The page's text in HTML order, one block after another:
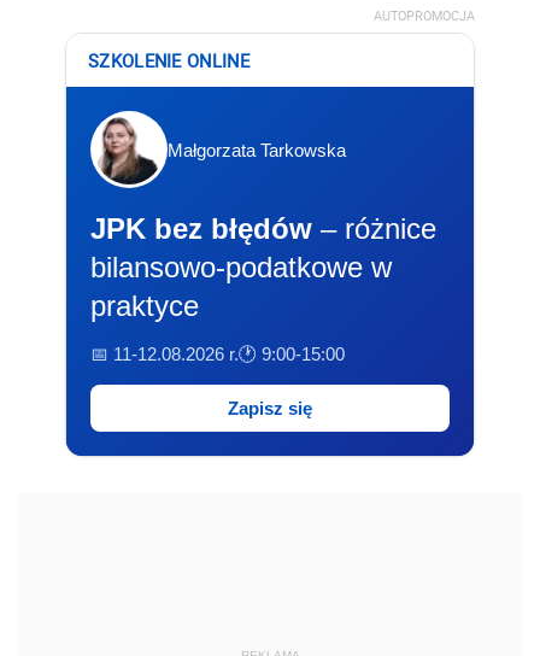
AUTOPROMOCJA
SZKOLENIE ONLINE
Małgorzata Tarkowska
JPK bez błędów – różnice
bilansowo-podatkowe w
praktyce
📅 11-12.08.2026 r.🕐 9:00-15:00
Zapisz się